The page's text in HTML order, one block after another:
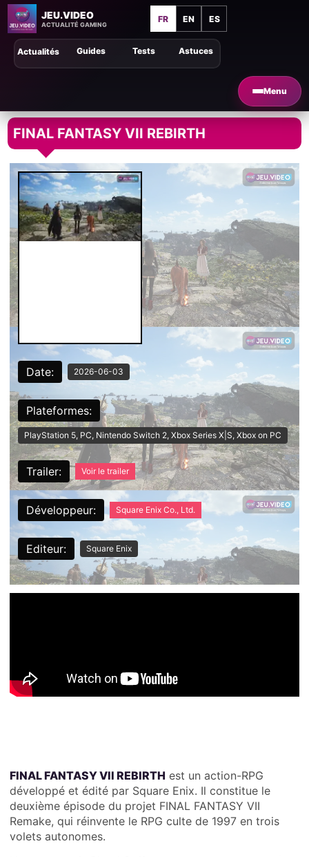
JEU.VIDEO
ACTUALITÉ GAMING
FR EN ES
Menu
Astuces
Guides Tests
Actualités
FINAL FANTASY VII REBIRTH
Date: 2026-06-03
Plateformes:
PlayStation 5, PC, Nintendo Switch 2, Xbox Series X|S, Xbox on PC
Trailer: Voir le trailer
Développeur: Square Enix Co., Ltd.
Editeur: Square Enix
FINAL FANTASY VII REBIRTH est un action-RPG
développé et édité par Square Enix. Il constitue le
deuxième épisode du projet FINAL FANTASY VII
Remake, qui réinvente le RPG culte de 1997 en trois
volets autonomes.